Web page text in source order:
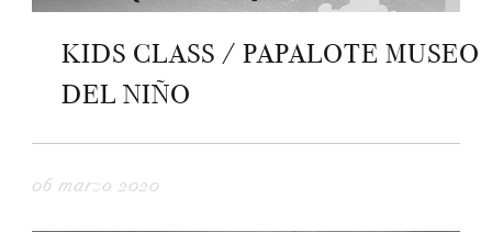
KIDS CLASS / PAPALOTE MUSEO
DEL NIÑO
06 marzo 2020